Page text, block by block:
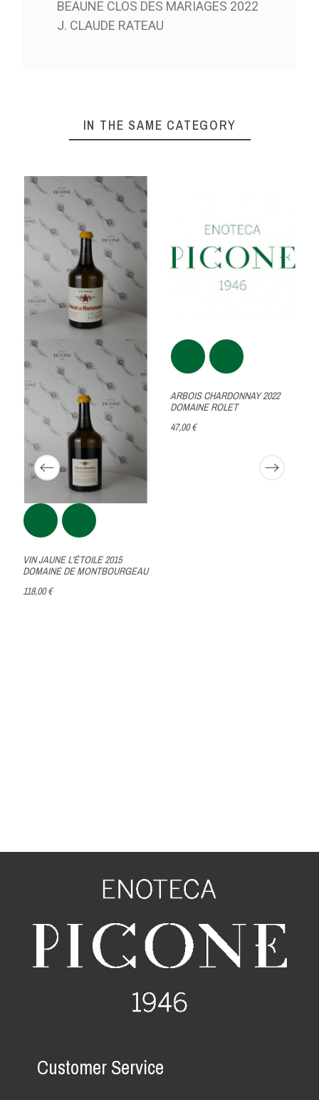
BEAUNE CLOS DES MARIAGES 2022
J. CLAUDE RATEAU
IN THE SAME CATEGORY
VIN JAUNE L'ÉTOILE 2015
DOMAINE DE MONTBOURGEAU
118,00 €
ARBOIS CHARDONNAY 2022
DOMAINE ROLET
47,00 €
Customer Service